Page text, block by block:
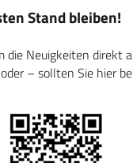
Stand bleiben!
Neuigkeiten direkt
– sollten Sie hier